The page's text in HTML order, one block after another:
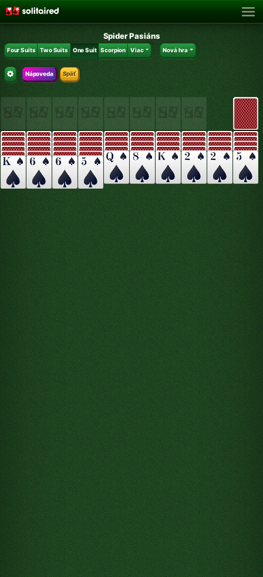
Spider Pasiáns
Four Suits Two Suits One Suit Scorpion Viac Nová hra
Nápoveda Späť